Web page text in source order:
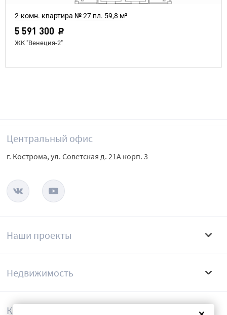
2-комн. квартира № 27 пл. 59,8 м²
5 591 300
ЖК "Венеция-2"
Наши проекты
Недвижимость
Компания
Центральный офис
г. Кострома, ул. Советская д. 21А корп. 3